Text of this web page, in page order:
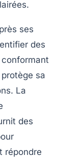
ses
des
conformant
sa
La
des
répondre